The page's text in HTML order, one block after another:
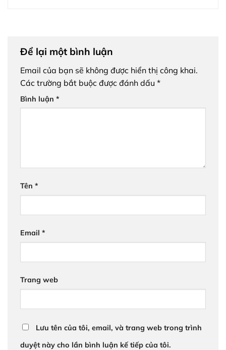
Để lại một bình luận
Email của bạn sẽ không được hiển thị công khai.
Các trường bắt buộc được đánh dấu *
Bình luận *
Tên *
Email *
Trang web
Lưu tên của tôi, email, và trang web trong trình
duyệt này cho lần bình luận kế tiếp của tôi.